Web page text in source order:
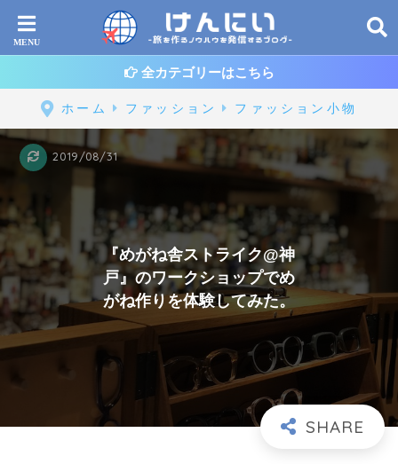
全カテゴリーはこちら
ホーム ファッション ファッション小物
『めがね舎ストライク@神
戸』のワークショップでめ
がね作りを体験してみた。
2019/08/31